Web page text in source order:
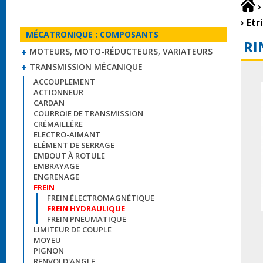
MÉCATRONIQUE : COMPOSANTS
MOTEURS, MOTO-RÉDUCTEURS, VARIATEURS
TRANSMISSION MÉCANIQUE
ACCOUPLEMENT
ACTIONNEUR
CARDAN
COURROIE DE TRANSMISSION
CRÉMAILLÈRE
ELECTRO-AIMANT
ELÉMENT DE SERRAGE
EMBOUT À ROTULE
EMBRAYAGE
ENGRENAGE
FREIN
FREIN ÉLECTROMAGNÉTIQUE
FREIN HYDRAULIQUE
FREIN PNEUMATIQUE
LIMITEUR DE COUPLE
MOYEU
PIGNON
›
›